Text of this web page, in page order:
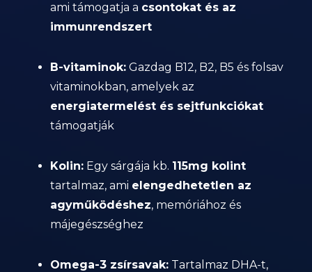
ami támogatja a csontokat és az
immunrendszert
B-vitaminok: Gazdag B12, B2, B5 és folsav
vitaminokban, amelyek az
energiatermelést és sejtfunkciókat
támogatják
Kolin: Egy sárgája kb. 115mg kolint
tartalmaz, ami elengedhetetlen az
agyműködéshez, memóriához és
májegészséghez
Omega-3 zsírsavak: Tartalmaz DHA-t,